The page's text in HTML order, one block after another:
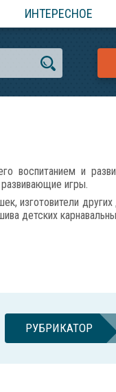
ИНТЕРЕСНОЕ
воспитанием и
игры.
изготовители
детских
РУБРИКАТОР